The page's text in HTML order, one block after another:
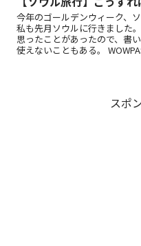
今年のゴールデンウィーク、
私も先月ソウルに行きました
思ったことがあったので、書
使えないこともある。
スポ